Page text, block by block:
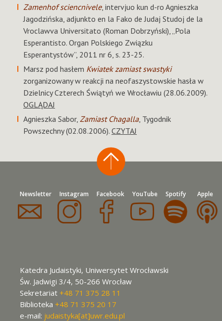
Zamenhof sciencnivele, intervjuo kun d-ro Agnieszka
Jagodzińska, adjunkto en la Fako de Judaj Studoj de la
Vroclawva Universitato (Roman Dobrzyński), „Pola
Esperantisto. Organ Polskiego Związku
Esperantystów”, 2011 nr 6, s. 23-25.
Marsz pod hasłem Kwiatek zamiast swastyki
zorganizowany w reakcji na neofaszystowskie hasła w
Dzielnicy Czterech Świątyń we Wrocławiu (28.06.2009).
OGLĄDAJ
Agnieszka Sabor, Zamiast Chagalla, Tygodnik
Powszechny (02.08.2006). CZYTAJ
Newsletter Instagram Facebook YouTube Spotify Apple
Katedra Judaistyki, Uniwersytet Wrocławski
Św. Jadwigi 3/4, 50-266 Wrocław
Sekretariat +48 71 375 28 11
Biblioteka +48 71 375 20 17
e-mail: judaistyka[at]uwr.edu.pl